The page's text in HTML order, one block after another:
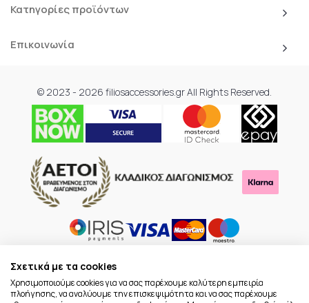
Κατηγορίες προϊόντων
Επικοινωνία
© 2023 - 2026 filiosaccessories.gr All Rights Reserved.
Σχετικά με τα cookies
Χρησιμοποιούμε cookies για να σας παρέχουμε καλύτερη εμπειρία
πλοήγησης, να αναλύουμε την επισκεψιμότητα και να σας παρέχουμε